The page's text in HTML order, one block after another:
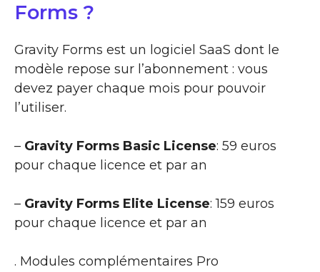
Forms ?
Gravity Forms est un logiciel SaaS dont le
modèle repose sur l’abonnement : vous
devez payer chaque mois pour pouvoir
l’utiliser.
– Gravity Forms Basic License: 59 euros
pour chaque licence et par an
– Gravity Forms Elite License: 159 euros
pour chaque licence et par an
. Modules complémentaires Pro